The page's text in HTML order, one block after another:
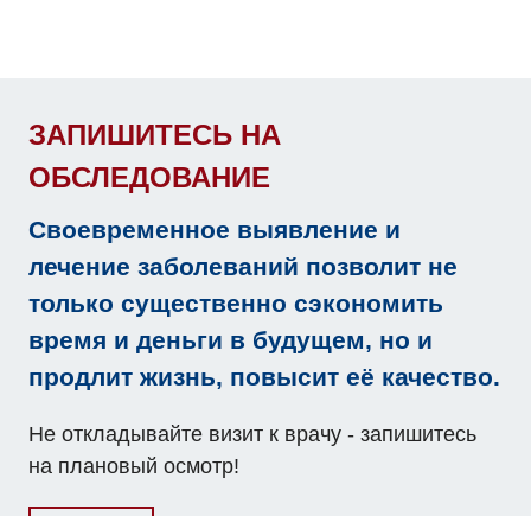
Детская оториноларингология
Детская офтальмология
Детская урология
Детская эндокринология
Педиатрия
ЗАПИШИТЕСЬ НА
ОБСЛЕДОВАНИЕ
Своевременное выявление и
лечение заболеваний позволит не
только существенно сэкономить
время и деньги в будущем, но и
продлит жизнь, повысит её качество.
Не откладывайте визит к врачу - запишитесь
на плановый осмотр!